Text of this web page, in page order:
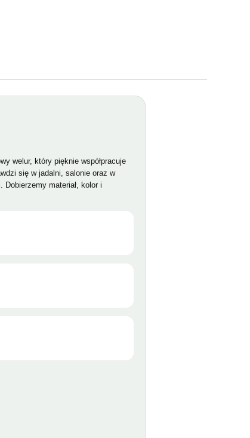
welur, który pięknie współpracuje
się w jadalni, salonie oraz w
. Dobierzemy materiał, kolor i